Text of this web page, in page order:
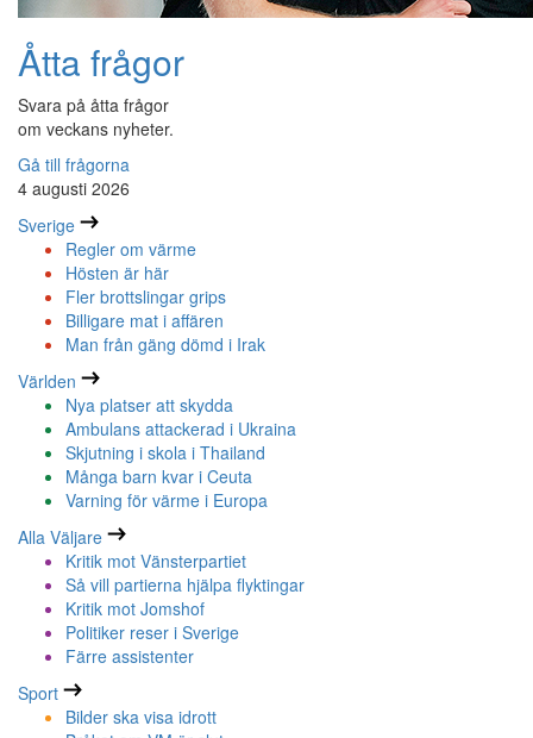
Åtta frågor
Svara på åtta frågor
om veckans nyheter.
Gå till frågorna
4 augusti 2026
Sverige
Regler om värme
Hösten är här
Fler brottslingar grips
Billigare mat i affären
Man från gäng dömd i Irak
Världen
Nya platser att skydda
Ambulans attackerad i Ukraina
Skjutning i skola i Thailand
Många barn kvar i Ceuta
Varning för värme i Europa
Alla Väljare
Kritik mot Vänsterpartiet
Så vill partierna hjälpa flyktingar
Kritik mot Jomshof
Politiker reser i Sverige
Färre assistenter
Sport
Bilder ska visa idrott